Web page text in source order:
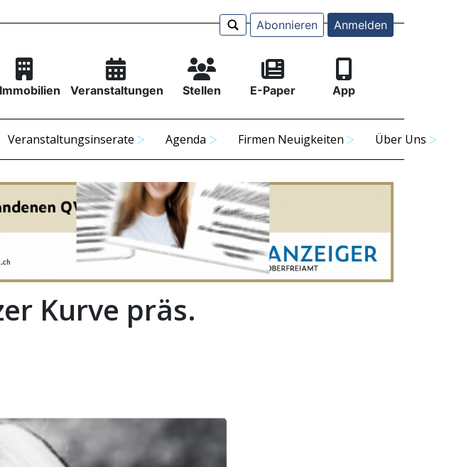
Abonnieren Anmelden
Immobilien Veranstaltungen Stellen E-Paper App
Veranstaltungsinserate Agenda Firmen Neuigkeiten Über Uns
Kurve präs.